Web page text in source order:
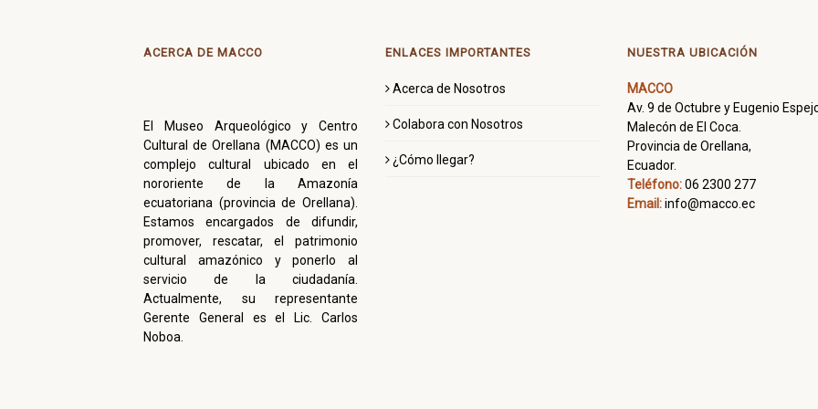
ACERCA DE MACCO
El Museo Arqueológico y Centro
Cultural de Orellana (MACCO) es un
complejo cultural ubicado en el
nororiente de la Amazonía
ecuatoriana (provincia de Orellana).
Estamos encargados de difundir,
promover, rescatar, el patrimonio
cultural amazónico y ponerlo al
servicio de la ciudadanía.
Actualmente, su representante
Gerente General es el Lic. Carlos
Noboa.
ENLACES IMPORTANTES
Acerca de Nosotros
Colabora con Nosotros
¿Cómo llegar?
NUESTRA UBICACIÓN
MACCO
Av. 9 de Octubre y Eugenio
Malecón de El Coca.
Provincia de Orellana,
Ecuador.
Teléfono:06 2300 277
Email:info@macco.ec